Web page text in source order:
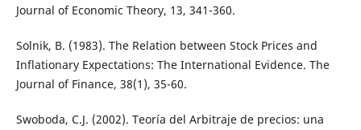
Journal of Economic Theory, 13, 341-360.
Solnik, B. (1983). The Relation between Stock Prices and
Inflationary Expectations: The International Evidence. The
Journal of Finance, 38(1), 35-60.
Swoboda, C.J. (2002). Teoría del Arbitraje de precios: una